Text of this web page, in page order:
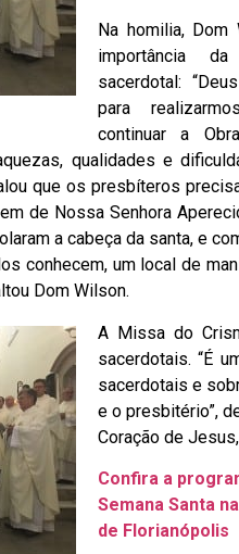
Na homilia,
importância
sacerdotal:
para
continuar a
qualidades e
que os presbíteros
de Nossa Senhora
a cabeça da santa, e
conhecem, um local de
Dom Wilson.
A Missa do
sacerdotais. “É
sacerdotais e
e o presbitério”,
Coração de
Confira a
Semana Santa
de Florianópolis